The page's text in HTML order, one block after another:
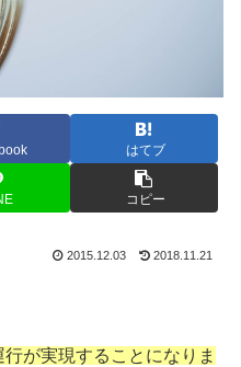
はてブ
コピー
2015.12.03 2018.11.21
が実現することになりま